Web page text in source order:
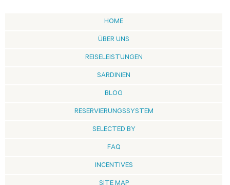
HOME
ÜBER UNS
REISELEISTUNGEN
SARDINIEN
BLOG
RESERVIERUNGSSYSTEM
SELECTED BY
FAQ
INCENTIVES